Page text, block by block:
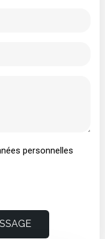
personnelles